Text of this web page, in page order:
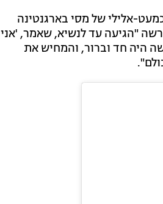
אלילי של מסי בארגנטינה
"הגיעה עד לנשיא, שאמר, 'אני
היה חד וברור, והמחיש את